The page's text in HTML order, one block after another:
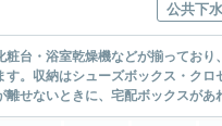
公共下水
台・浴室乾燥機などが揃ってお
。収納はシューズボックス・ク
せないときに、宅配ボックスが